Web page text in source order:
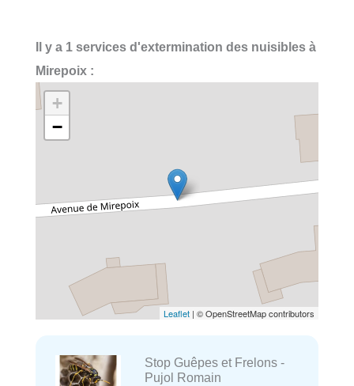
Il y a 1 services d'extermination des nuisibles à
Mirepoix :
+
−
Leaflet | © OpenStreetMap contributors
Stop Guêpes et Frelons -
Pujol Romain